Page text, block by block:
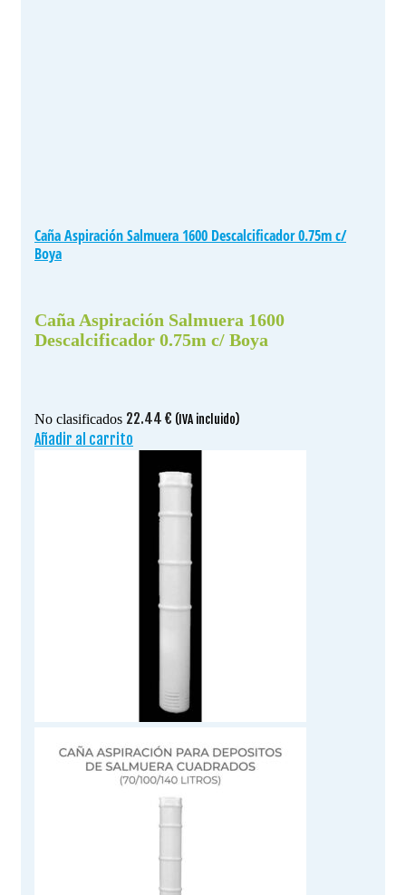
Caña Aspiración Salmuera 1600 Descalcificador 0.75m c/
Boya
Caña Aspiración Salmuera 1600
Descalcificador 0.75m c/ Boya
No clasificados 22.44 € (IVA incluido)
Añadir al carrito